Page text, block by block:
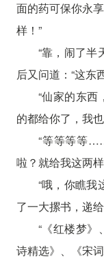
面的药可保你永
样！”
“靠，闹了半
后又问道：“这东
“仙家的东
的都给你了，我
“等等等等
啦？就给我这两
“哦，你瞧我
了一大摞书，递给
“《红楼梦
诗精选》、《宋